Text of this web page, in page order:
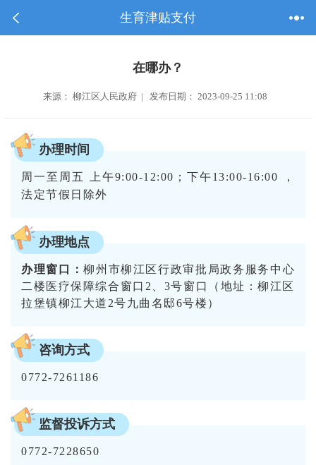
生育津贴支付
在哪办？
来源： 柳江区人民政府 | 发布日期： 2023-09-25 11:08
办理时间
周一至周五 上午9:00-12:00；下午13:00-16:00 ，
法定节假日除外
办理地点
办理窗口：柳州市柳江区行政审批局政务服务中心
二楼医疗保障综合窗口2、3号窗口（地址：柳江区
拉堡镇柳江大道2号九曲名邸6号楼）
咨询方式
0772-7261186
监督投诉方式
0772-7228650